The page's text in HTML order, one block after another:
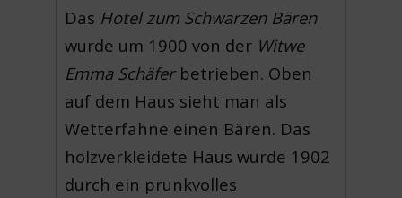
Das Hotel zum Schwarzen Bären
wurde um 1900 von der Witwe
Emma Schäferbetrieben. Oben
auf dem Haus sieht man als
Wetterfahne einen Bären. Das
holzverkleidete Haus wurde 1902
durch ein prunkvolles